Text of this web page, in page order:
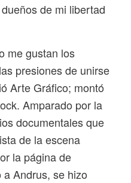
de mi libertad
me gustan los
presiones de unirse
Arte Gráfico; montó
Amparado por la
documentales que
de la escena
la página de
Andrus, se hizo